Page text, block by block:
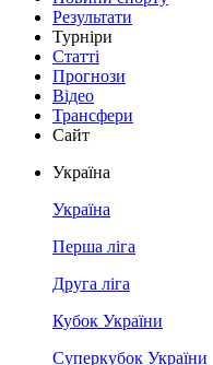
Результати
Турніри
Статті
Прогнози
Відео
Трансфери
Сайт
Україна
Україна
Перша ліга
Друга ліга
Кубок України
Суперкубок України